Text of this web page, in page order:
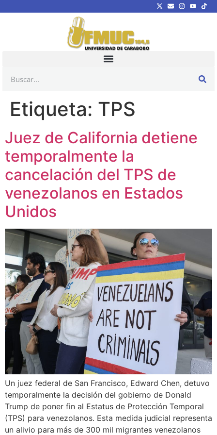
Etiqueta: TPS
Juez de California detiene
temporalmente la
cancelación del TPS de
venezolanos en Estados
Unidos
Un juez federal de San Francisco, Edward Chen, detuvo
temporalmente la decisión del gobierno de Donald
Trump de poner fin al Estatus de Protección Temporal
(TPS) para venezolanos. Esta medida judicial representa
un alivio para más de 300 mil migrantes venezolanos